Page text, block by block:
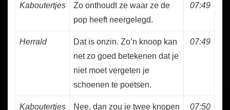
Kaboutertjes
Zo onthoudt ze waar ze de
pop heeft neergelegd.
07:49
Herrald
Dat is onzin. Zo’n knoop kan
net zo goed betekenen dat je
niet moet vergeten je
schoenen te poetsen.
07:49
Kaboutertjes
Nee, dan zou je twee knopen
07:50